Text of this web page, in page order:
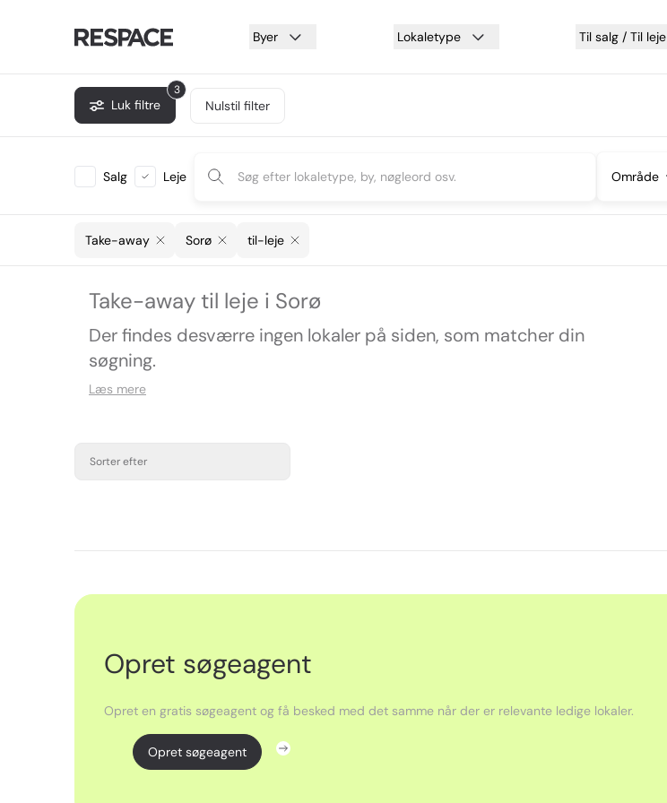
Byer Lokaletype Til salg / Til leje
3
Luk filtre Nulstil filter
Salg Leje Område
Take-away Sorø til-leje
Take-away til leje i Sorø
Der findes desværre ingen lokaler på siden, som matcher din
søgning.
Læs mere
Sorter efter
Opret søgeagent
Opret en gratis søgeagent og få besked med det samme når der er relevante ledige lokaler.
Opret søgeagent